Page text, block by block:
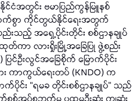
င်ငံအတွင်း ဗမာပြည်ကွန်မြူနစ်
ောက်စွာ ကိုင်တွယ်နိုင်ရေးအတွက်
းသည့် အရှေ့ပိုင်းတိုင်း စစ်ဌာနချုပ်
ကာ လားရှိုးမြို့အခြေပြု ဖွဲ့စည်း
ြင်ဦးလွင်အခြေစိုက် မြောက်ပိုင်း
း ကာကွယ်ရေးတပ် (KNDO) က
င်း “ရမခ တိုင်းစစ်ဌာနချုပ်” သည်